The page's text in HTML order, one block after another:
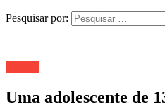
Pesquisar por:
Uma adolescente de